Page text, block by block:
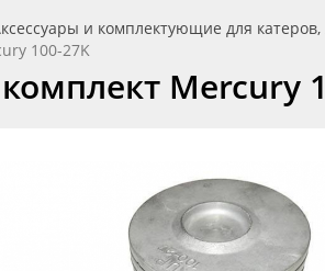
и комплектующие для катеров,
100-27K
Mercury